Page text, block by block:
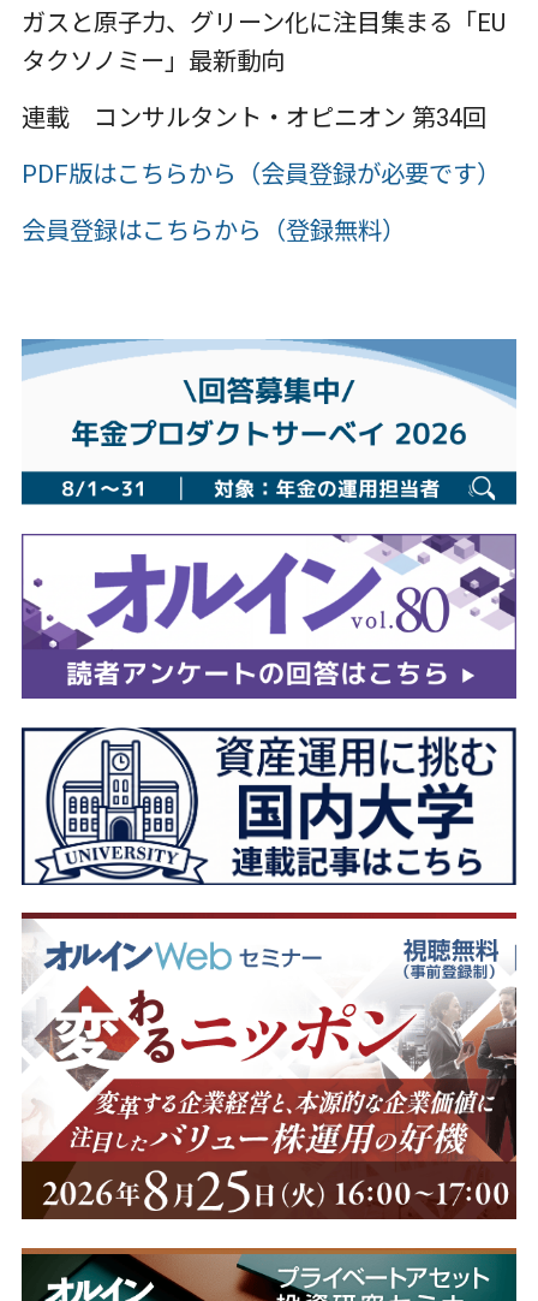
ガスと原子力、グリーン化に注目集まる「EU
タクソノミー」最新動向
連載 コンサルタント・オピニオン 第34回
PDF版はこちらから（会員登録が必要です）
会員登録はこちらから（登録無料）